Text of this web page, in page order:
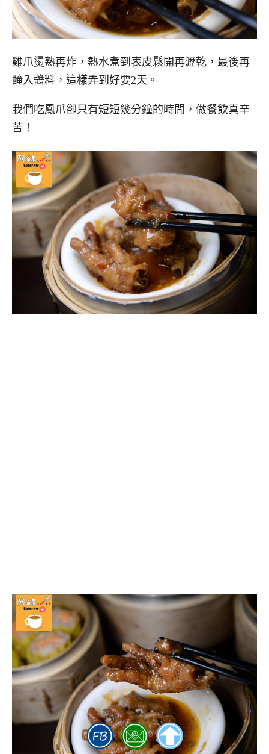
雞爪燙熟再炸，熱水煮到表皮鬆開再瀝乾，最後再
醃入醬料，這樣弄到好要2天。
我們吃鳳爪卻只有短短幾分鐘的時間，做餐飲真辛
苦！